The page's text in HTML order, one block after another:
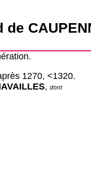
1270, <1320.
, dont